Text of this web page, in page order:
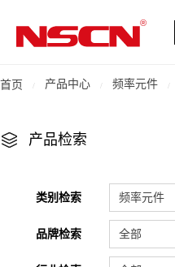
首页 产品中心 频率元件
产品检索
类别检索 频率元件
品牌检索 全部